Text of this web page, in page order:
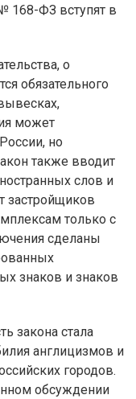
168-ФЗ вступят в
о
обязательного
может
но
также вводит
слов и
застройщиков
только с
сделаны
знаков и знаков
закона стала
англицизмов и
городов.
обсуждении